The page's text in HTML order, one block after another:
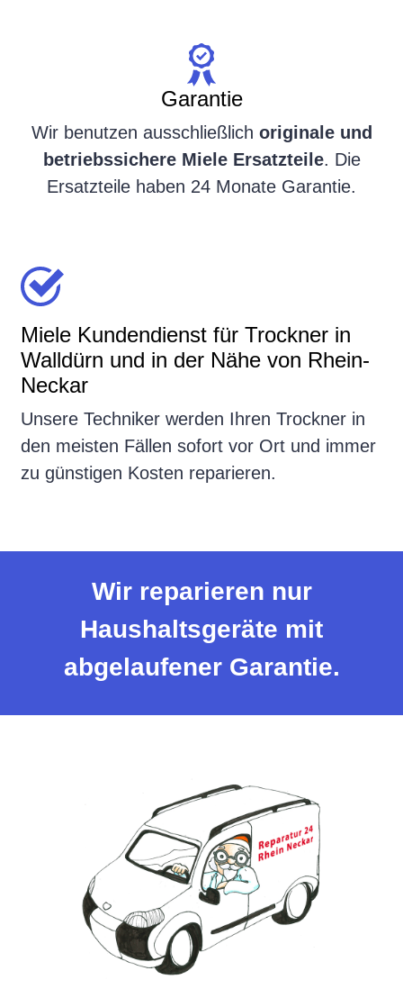
Garantie
Wir benutzen ausschließlich originale und
betriebssichere Miele Ersatzteile. Die
Ersatzteile haben 24 Monate Garantie.
Miele Kundendienst für Trockner in
Walldürn und in der Nähe von Rhein-
Neckar
Unsere Techniker werden Ihren Trockner in
den meisten Fällen sofort vor Ort und immer
zu günstigen Kosten reparieren.
Wir reparieren nur
Haushaltsgeräte mit
abgelaufener Garantie.